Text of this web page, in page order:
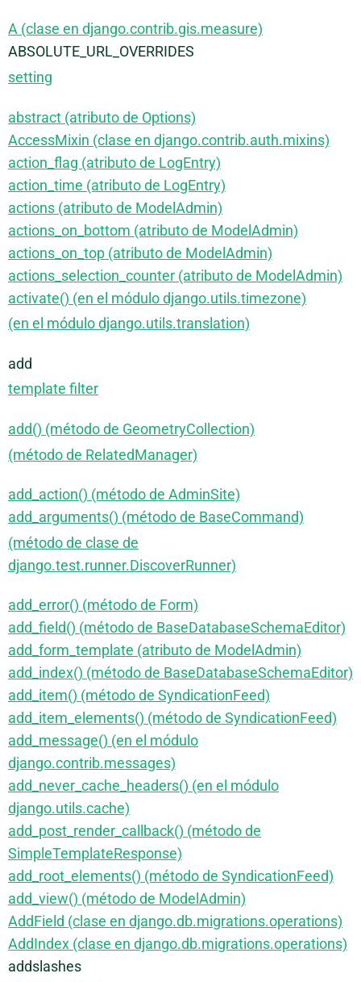
A (clase en django.contrib.gis.measure)
ABSOLUTE_URL_OVERRIDES
setting
abstract (atributo de Options)
AccessMixin (clase en django.contrib.auth.mixins)
action_flag (atributo de LogEntry)
action_time (atributo de LogEntry)
actions (atributo de ModelAdmin)
actions_on_bottom (atributo de ModelAdmin)
actions_on_top (atributo de ModelAdmin)
actions_selection_counter (atributo de ModelAdmin)
activate() (en el módulo django.utils.timezone)
(en el módulo django.utils.translation)
add
template filter
add() (método de GeometryCollection)
(método de RelatedManager)
add_action() (método de AdminSite)
add_arguments() (método de BaseCommand)
(método de clase de
django.test.runner.DiscoverRunner)
add_error() (método de Form)
add_field() (método de BaseDatabaseSchemaEditor)
add_form_template (atributo de ModelAdmin)
add_index() (método de BaseDatabaseSchemaEditor)
add_item() (método de SyndicationFeed)
add_item_elements() (método de SyndicationFeed)
add_message() (en el módulo
django.contrib.messages)
add_never_cache_headers() (en el módulo
django.utils.cache)
add_post_render_callback() (método de
SimpleTemplateResponse)
add_root_elements() (método de SyndicationFeed)
add_view() (método de ModelAdmin)
AddField (clase en django.db.migrations.operations)
AddIndex (clase en django.db.migrations.operations)
addslashes